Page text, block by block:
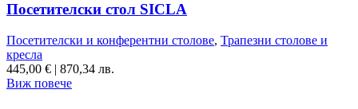
Посетителски стол SICLA
Посетителски и конферентни столове, Трапезни столове и
кресла
445,00 € | 870,34 лв.
Виж повече